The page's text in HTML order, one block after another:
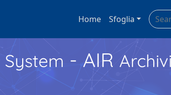
Home Sfoglia
- AIR